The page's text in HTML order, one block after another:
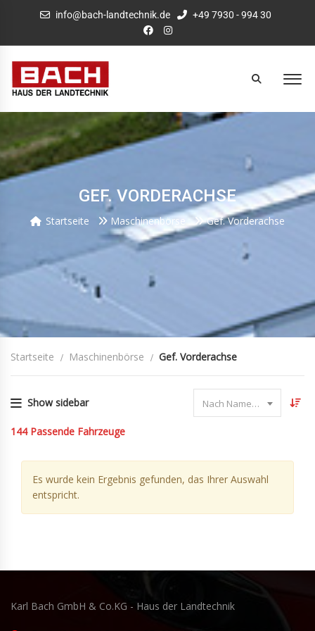
info@bach-landtechnik.de +49 7930 - 994 30
GEF. VORDERACHSE
Startseite Maschinenbörse Gef. Vorderachse
Startseite Maschinenbörse Gef. Vorderachse
Show sidebar Nach Name sortieren
144 Passende Fahrzeuge
Es wurde kein Ergebnis gefunden, das Ihrer Auswahl
entspricht.
Karl Bach GmbH & Co.KG - Haus der Landtechnik